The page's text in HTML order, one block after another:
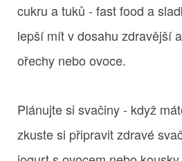
cukru a tuků - fast food a
lepší mít v dosahu zdravější
ořechy nebo ovoce.
Plánujte si svačiny - když
zkuste si připravit zdravé